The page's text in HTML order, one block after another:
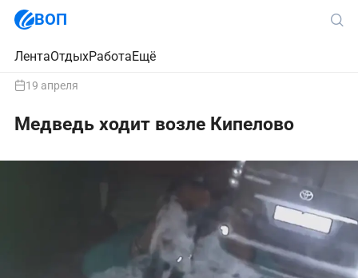
ВОП
ЛентаОтдыхРаботаЕщё
19 апреля
Медведь ходит возле Кипелово